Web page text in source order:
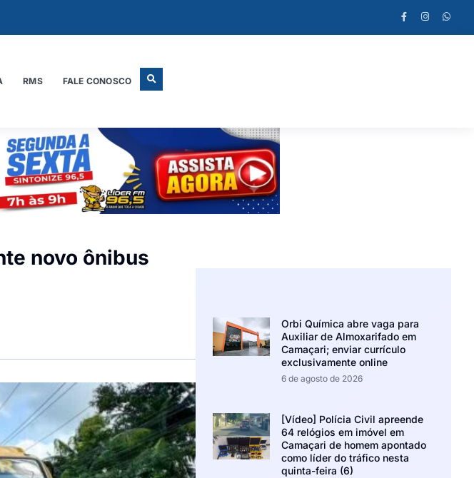
RMS FALE CONOSCO
novo ônibus
Orbi Química abre vaga para
Auxiliar de Almoxarifado em
Camaçari; enviar currículo
exclusivamente online
6 de agosto de 2026
[Vídeo] Polícia Civil apreende
64 relógios em imóvel em
Camaçari de homem apontado
como líder do tráfico nesta
quinta-feira (6)